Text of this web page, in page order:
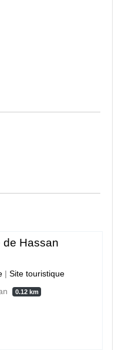
de Hassan
|Site touristique
0.12 km